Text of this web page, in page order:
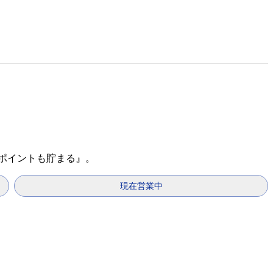
ントも貯まる』。
現在営業中